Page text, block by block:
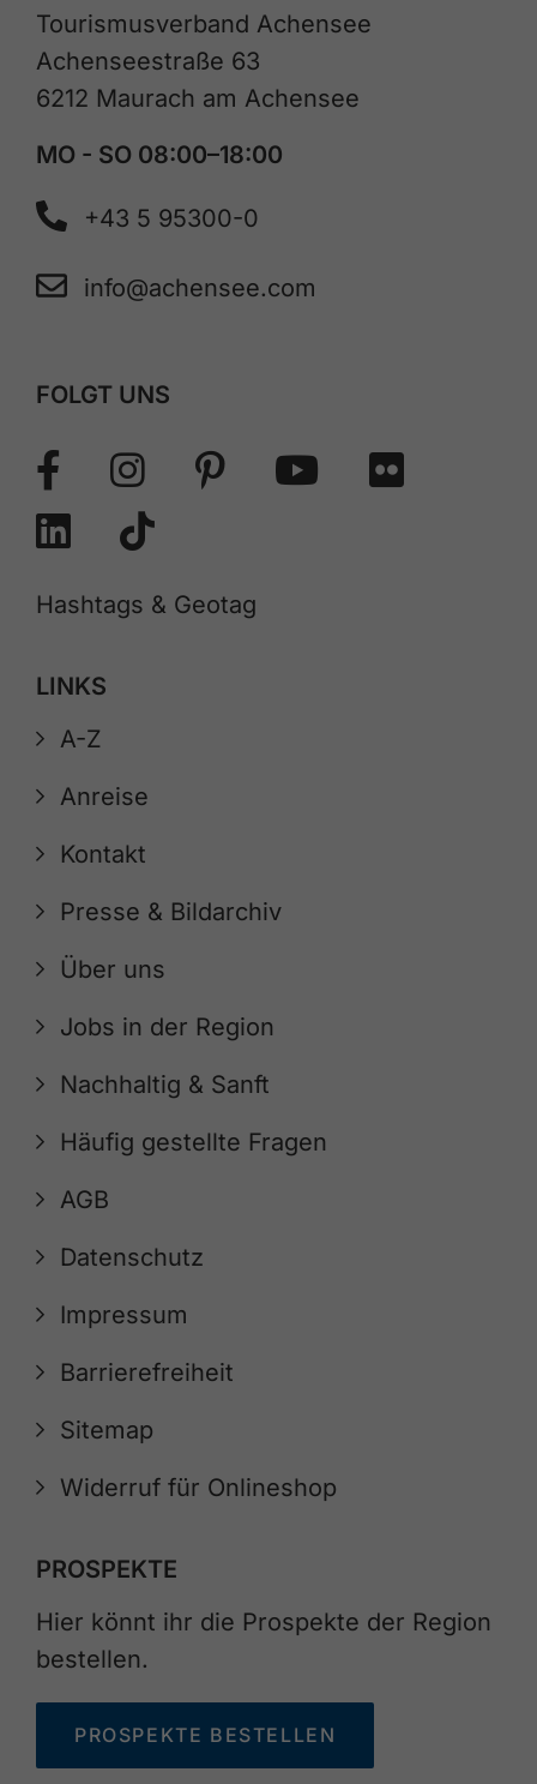
Tourismusverband Achensee
Achenseestraße 63
6212 Maurach am Achensee
MO - SO 08:00–18:00
+43 5 95300-0
info@achensee.com
FOLGT UNS
Hashtags & Geotag
LINKS
A-Z
Anreise
Kontakt
Presse & Bildarchiv
Über uns
Jobs in der Region
Nachhaltig & Sanft
Häufig gestellte Fragen
AGB
Datenschutz
Impressum
Barrierefreiheit
Sitemap
Widerruf für Onlineshop
PROSPEKTE
Hier könnt ihr die Prospekte der Region
bestellen.
PROSPEKTE BESTELLEN